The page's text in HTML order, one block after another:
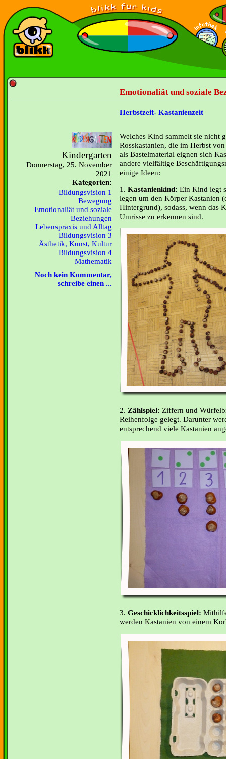
Emotionaliät und soziale
Herbstzeit- Kastanienzeit
Kindergarten
Donnerstag, 25. November
2021
Kategorien:
Bildungsvision 1
Bewegung
Emotionaliät und soziale
Beziehungen
Lebenspraxis und Alltag
Bildungsvision 3
Ästhetik, Kunst, Kultur
Bildungsvision 4
Mathematik
Noch kein Kommentar,
schreibe einen ...
Welches Kind sammelt sie nicht
Rosskastanien, die im Herbst
als Bastelmaterial eignen sich
andere vielfältige
einige Ideen:
1. Kastanienkind: Ein Kind legt
legen um den Körper Kastanien
Hintergrund), sodass, wenn das
Umrisse zu erkennen sind.
2. Zählspiel: Ziffern und
Reihenfolge gelegt. Darunter
entsprechend viele Kastanien
3. Geschicklichkeitsspiel:
werden Kastanien von einem